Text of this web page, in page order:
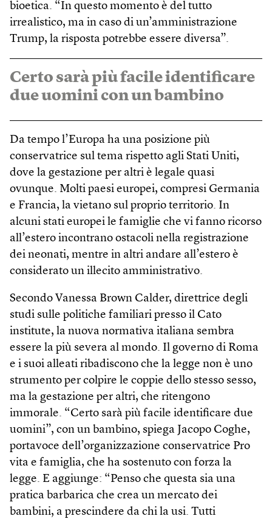
bioetica. “In questo momento è del tutto
irrealistico, ma in caso di un’amministrazione
Trump, la risposta potrebbe essere diversa”.
Certo sarà più facile identificare
due uomini con un bambino
Da tempo l’Europa ha una posizione più
conservatrice sul tema rispetto agli Stati Uniti,
dove la gestazione per altri è legale quasi
ovunque. Molti paesi europei, compresi Germania
e Francia, la vietano sul proprio territorio. In
alcuni stati europei le famiglie che vi fanno ricorso
all’estero incontrano ostacoli nella registrazione
dei neonati, mentre in altri andare all’estero è
considerato un illecito amministrativo.
Secondo Vanessa Brown Calder, direttrice degli
studi sulle politiche familiari presso il Cato
institute, la nuova normativa italiana sembra
essere la più severa al mondo. Il governo di Roma
e i suoi alleati ribadiscono che la legge non è uno
strumento per colpire le coppie dello stesso sesso,
ma la gestazione per altri, che ritengono
immorale. “Certo sarà più facile identificare due
uomini”, con un bambino, spiega Jacopo Coghe,
portavoce dell’organizzazione conservatrice Pro
vita e famiglia, che ha sostenuto con forza la
legge. E aggiunge: “Penso che questa sia una
pratica barbarica che crea un mercato dei
bambini, a prescindere da chi la usi. Tutti